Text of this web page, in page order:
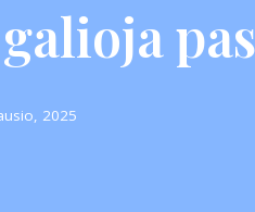
2025